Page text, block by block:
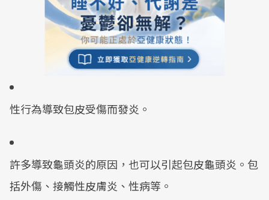
性行為導致包皮受傷而發炎。
許多導致龜頭炎的原因，也可以引起包皮龜頭炎。包
括外傷、接觸性皮膚炎、性病等。